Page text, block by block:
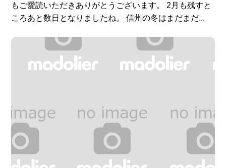
もご愛読いただきありがとうございます。 2月も残すと
ころあと数日となりましたね。 信州の冬はまだまだ...